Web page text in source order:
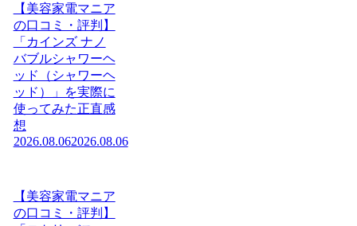
【美容家電マニア
の口コミ・評判】
「カインズ ナノ
バブルシャワーヘ
ッド（シャワーヘ
ッド）」を実際に
使ってみた正直感
想
2026.08.062026.08.06
【美容家電マニア
の口コミ・評判】